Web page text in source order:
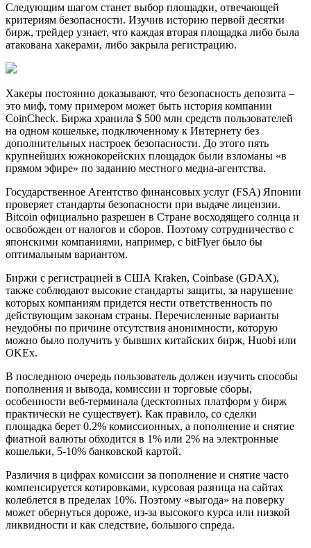
Следующим шагом станет выбор площадки, отвечающей
критериям безопасности. Изучив историю первой десятки
бирж, трейдер узнает, что каждая вторая площадка либо была
атакована хакерами, либо закрыла регистрацию.
Хакеры постоянно доказывают, что безопасность депозита –
это миф, тому примером может быть история компании
CoinCheck. Биржа хранила $ 500 млн средств пользователей
на одном кошельке, подключенному к Интернету без
дополнительных настроек безопасности. До этого пять
крупнейших южнокорейских площадок были взломаны «в
прямом эфире» по заданию местного медиа-агентства.
Государственное Агентство финансовых услуг (FSA) Японии
проверяет стандарты безопасности при выдаче лицензии.
Bitcoin официально разрешен в Стране восходящего солнца и
освобожден от налогов и сборов. Поэтому сотрудничество с
японскими компаниями, например, с bitFlyer было бы
оптимальным вариантом.
Биржи с регистрацией в США Kraken, Coinbase (GDAX),
также соблюдают высокие стандарты защиты, за нарушение
которых компаниям придется нести ответственность по
действующим законам страны. Перечисленные варианты
неудобны по причине отсутствия анонимности, которую
можно было получить у бывших китайских бирж, Huobi или
OKEx.
В последнюю очередь пользователь должен изучить способы
пополнения и вывода, комиссии и торговые сборы,
особенности веб-терминала (десктопных платформ у бирж
практически не существует). Как правило, со сделки
площадка берет 0.2% комиссионных, а пополнение и снятие
фиатной валюты обходится в 1% или 2% на электронные
кошельки, 5-10% банковской картой.
Различия в цифрах комиссии за пополнение и снятие часто
компенсируется котировками, курсовая разница на сайтах
колеблется в пределах 10%. Поэтому «выгода» на поверку
может обернуться дороже, из-за высокого курса или низкой
ликвидности и как следствие, большого спреда.